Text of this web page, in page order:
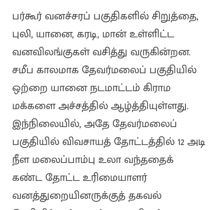
பர்கூர் வனச்சரப் பகுதிகளில் சிறுத்தை,
புலி, யானை, கரடி, மான் உள்ளிட்ட
வனவிலங்குகள் வசித்து வருகின்றன.
சமீப காலமாக தேவர்மலைப் பகுதியில்
ஒற்றை யானை நடமாட்டம் கிராம
மக்களை அச்சத்தில் ஆழ்த்தியுள்ளது.
இந்நிலையில், அதே தேவர்மலைப்
பகுதியில் விவசாயத் தோட்டத்தில் 12 அடி
நீள மலைப்பாம்பு உலா வந்ததைக்
கண்ட தோட்ட உரிமையாளர்
வனத்துறையினருக்குத் தகவல்